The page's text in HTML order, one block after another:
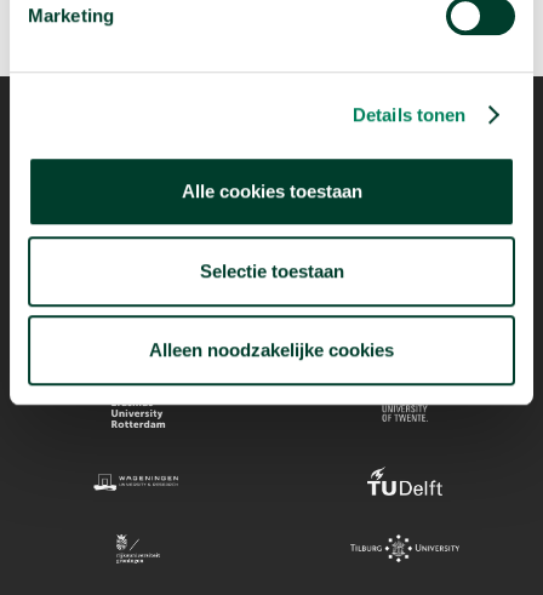
Marketing
Details tonen
Alle cookies toestaan
Selectie toestaan
Alleen noodzakelijke cookies
Mogelijk dankzij